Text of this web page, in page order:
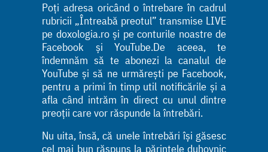
Poți adresa oricând o întrebare în cadrul
rubricii „Întreabă preotul” transmise LIVE
pe doxologia.ro și pe conturile noastre de
Facebook și YouTube.De aceea, te
îndemnăm să te abonezi la canalul de
YouTube și să ne urmărești pe Facebook,
pentru a primi în timp util notificările și a
afla când intrăm în direct cu unul dintre
preoții care vor răspunde la întrebări.
Nu uita, însă, că unele întrebări își găsesc
cel mai bun răspuns la părintele duhovnic